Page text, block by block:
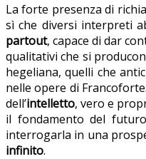
La forte presenza di
sì che diversi interpreti
partout, capace di dar
qualitativi che si
hegeliana, quelli che
nelle opere di
dell’intelletto, vero e
il fondamento del
interrogarla in una
infinito.